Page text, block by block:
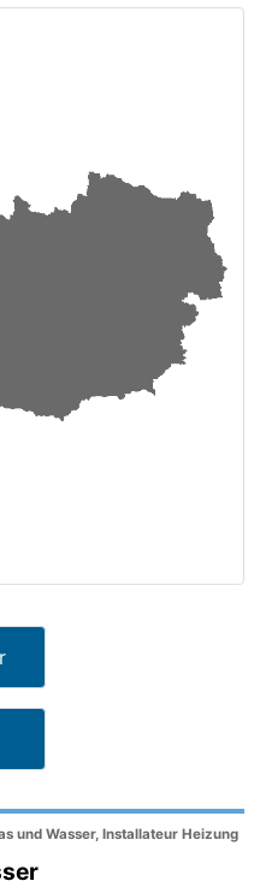
und Wasser, Installateur Heizung